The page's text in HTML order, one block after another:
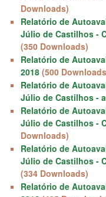
Downloads)
Relatório de
Júlio de Castilhos -
(350 Downloads)
Relatório de
2018 (500
Relatório de
Júlio de Castilhos -
Relatório de
Júlio de Castilhos -
Downloads)
Relatório de
Júlio de Castilhos -
(334 Downloads)
Relatório de